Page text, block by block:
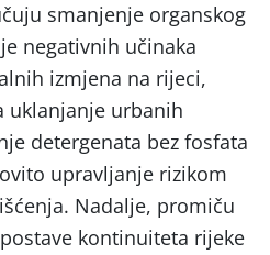
smanjenje organskog
negativnih učinaka
izmjena na rijeci,
uklanjanje urbanih
detergenata bez fosfata
upravljanje rizikom
Nadalje, promiču
kontinuiteta rijeke